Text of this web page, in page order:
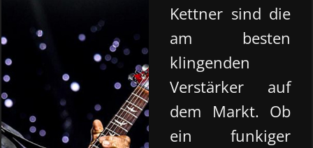
Kettner sind die
am besten
klingenden
Verstärker auf
dem Markt. Ob
ein funkiger